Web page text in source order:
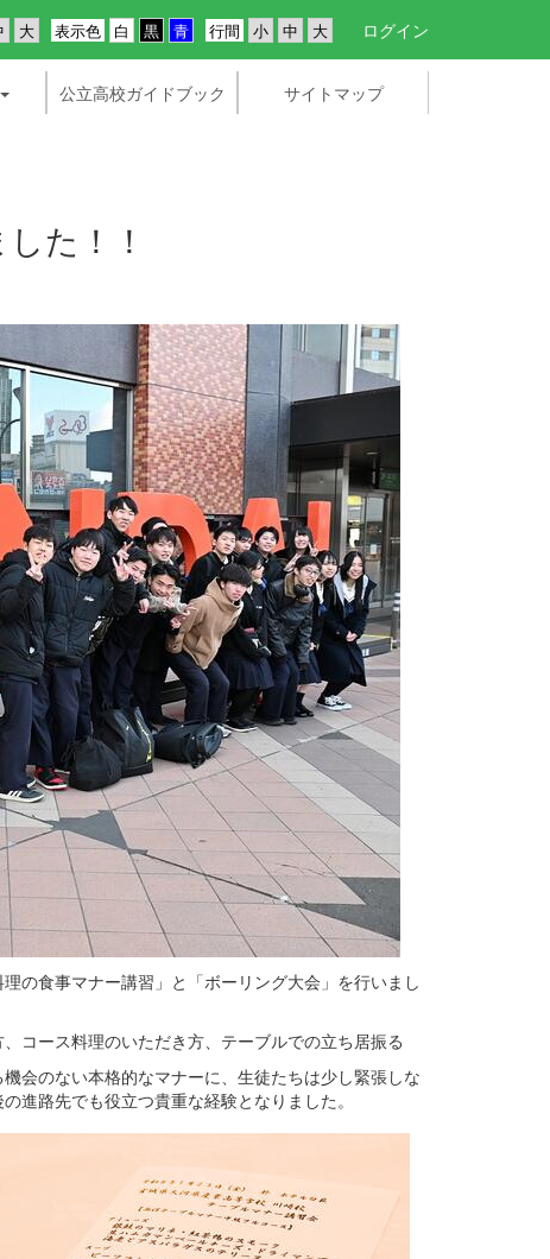
行間
表示色 ログイン
公立高校ガイドブック サイトマップ
た！！
の食事マナー講習」と「ボーリング大会」を行いまし
コース料理のいただき方、テーブルでの立ち居振る
会のない本格的なマナーに、生徒たちは少し緊張しな
進路先でも役立つ貴重な経験となりました。